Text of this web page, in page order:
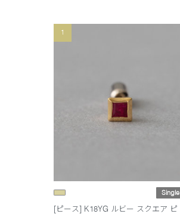
1
Single
[ピース] K18YG ルビー スクエア ピ